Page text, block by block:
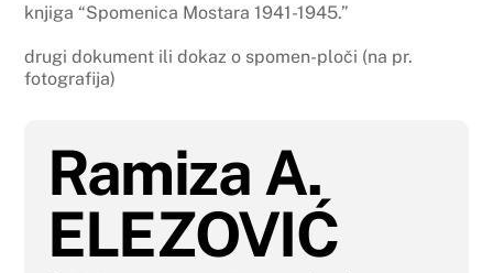
knjiga “Spomenica Mostara 1941-1945.”
drugi dokument ili dokaz o spomen-ploči (na pr.
fotografija)
Ramiza A.
ELEZOVIĆ